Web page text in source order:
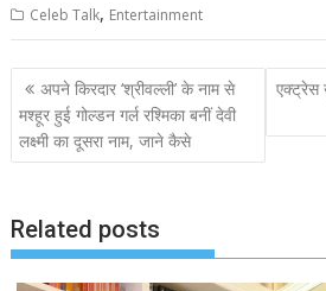
Celeb Talk, Entertainment
Post
navigation
अपने किरदार ‘श्रीवल्ली’ के नाम से
मश्हूर हुई गोल्डन गर्ल रश्मिका बनीं देवी
लक्ष्मी का दूसरा नाम, जाने कैसे
एक्ट्रेस
Related posts